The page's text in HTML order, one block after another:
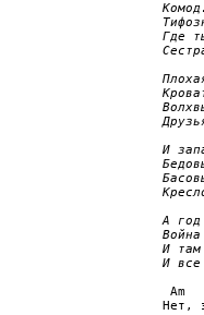
Где
И
А год
И там
И
Am
Hет,